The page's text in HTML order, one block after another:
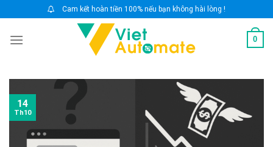
content
Cam kết hoàn tiền 100% nếu bạn không hài lòng !
0
14
Th10